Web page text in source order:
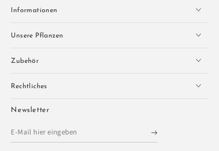
Informationen
Unsere Pflanzen
Zubehör
Rechtliches
Newsletter
E-
Mail